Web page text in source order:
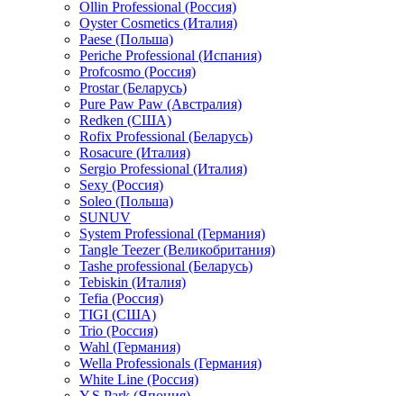
Ollin Professional (Россия)
Oyster Cosmetics (Италия)
Paese (Польша)
Periche Professional (Испания)
Profcosmo (Россия)
Prostar (Беларусь)
Pure Paw Paw (Австралия)
Redken (США)
Rofix Professional (Беларусь)
Rosacure (Италия)
Sergio Professional (Италия)
Sexy (Россия)
Soleo (Польша)
SUNUV
System Professional (Германия)
Tangle Teezer (Великобритания)
Tashe professional (Беларусь)
Tebiskin (Италия)
Tefia (Россия)
TIGI (США)
Trio (Россия)
Wahl (Германия)
Wella Professionals (Германия)
White Line (Россия)